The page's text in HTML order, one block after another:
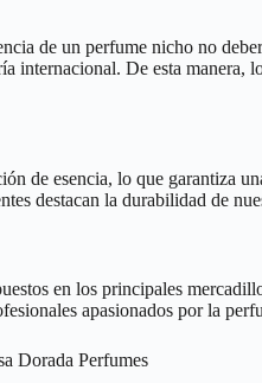
de un perfume nicho no
internacional. De esta
de esencia, lo que garantiza
destacan la durabilidad de
en los principales
apasionados por la
Dorada Perfumes